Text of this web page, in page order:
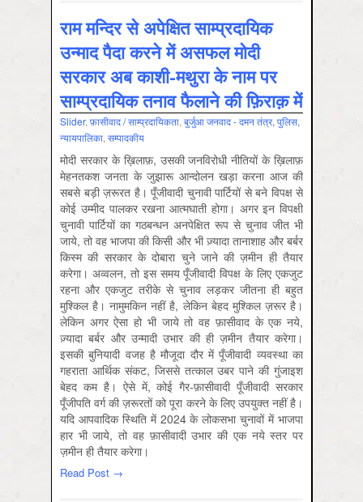
राम मन्दिर से अपेक्षित साम्प्रदायिक
उन्माद पैदा करने में असफल मोदी
सरकार अब काशी-मथुरा के नाम पर
साम्प्रदायिक तनाव फैलाने की फ़िराक़ में
Slider, फ़ासीवाद / साम्‍प्रदायिकता, बुर्जुआ जनवाद - दमन तंत्र, पुलिस,
न्‍यायपालिका, सम्‍पादकीय
मोदी सरकार के ख़िलाफ़, उसकी जनविरोधी नीतियों के ख़िलाफ़
मेहनतकश जनता के जुझारू आन्दोलन खड़ा करना आज की
सबसे बड़ी ज़रूरत है। पूँजीवादी चुनावी पार्टियों से बने विपक्ष से
कोई उम्मीद पालकर रखना आत्मघाती होगा। अगर इन विपक्षी
चुनावी पार्टियों का गठबन्धन अनपेक्षित रूप से चुनाव जीत भी
जाये, तो वह भाजपा की किसी और भी ज़्यादा तानाशाह और बर्बर
किस्म की सरकार के दोबारा चुने जाने की ज़मीन ही तैयार
करेगा। अव्वलन, तो इस समय पूँजीवादी विपक्ष के लिए एकजुट
रहना और एकजुट तरीके से चुनाव लड़कर जीतना ही बहुत
मुश्किल है। नामुमकिन नहीं है, लेकिन बेहद मुश्किल ज़रूर है।
लेकिन अगर ऐसा हो भी जाये तो वह फ़ासीवाद के एक नये,
ज़्यादा बर्बर और उन्मादी उभार की ही ज़मीन तैयार करेगा।
इसकी बुनियादी वजह है मौजूदा दौर में पूँजीवादी व्यवस्था का
गहराता आर्थिक संकट, जिससे तत्काल उबर पाने की गुंजाइश
बेहद कम है। ऐसे में, कोई गैर-फ़ासीवादी पूँजीवादी सरकार
पूँजीपति वर्ग की ज़रूरतों को पूरा करने के लिए उपयुक्त नहीं है।
यदि आपवादिक स्थिति में 2024 के लोकसभा चुनावों में भाजपा
हार भी जाये, तो वह फ़ासीवादी उभार की एक नये स्तर पर
ज़मीन ही तैयार करेगा।
Read Post →